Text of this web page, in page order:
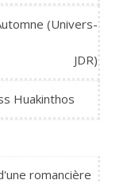
(Univers-
JDR)
Huakinthos
romancière